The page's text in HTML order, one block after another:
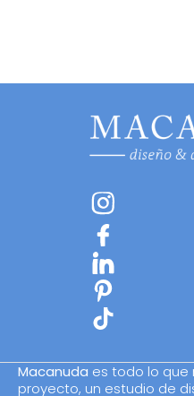
Macanuda es todo lo que
proyecto, un estudio de